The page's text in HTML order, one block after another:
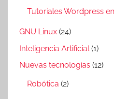
Tutoriales Wordpress
GNU Linux (24)
Inteligencia Artificial (1)
Nuevas tecnologías (12)
Robótica (2)